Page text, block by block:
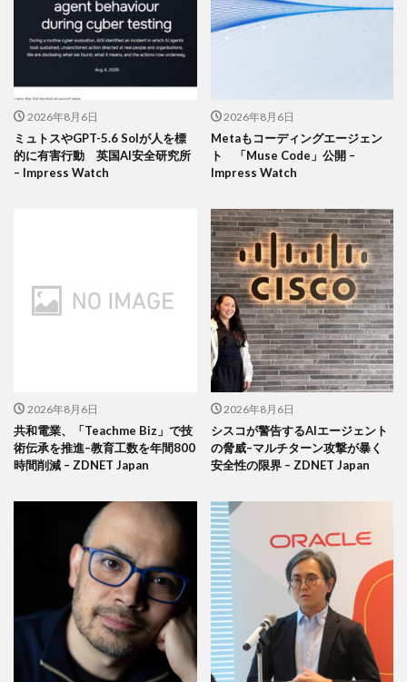
2026年8月6日
ミュトスやGPT-5.6 Solが人を標
的に有害行動 英国AI安全研究所
– Impress Watch
2026年8月6日
Metaもコーディングエージェン
ト 「Muse Code」公開 –
Impress Watch
2026年8月6日
共和電業、「Teachme Biz」で技
術伝承を推進–教育工数を年間800
時間削減 – ZDNET Japan
2026年8月6日
シスコが警告するAIエージェント
の脅威–マルチターン攻撃が暴く
安全性の限界 – ZDNET Japan